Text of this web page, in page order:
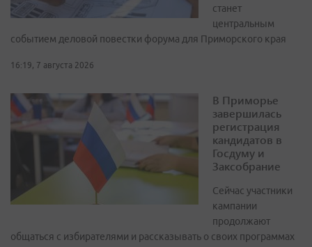
станет
центральным
событием деловой повестки форума для Приморского края
16:19, 7 августа 2026
В Приморье
завершилась
регистрация
кандидатов в
Госдуму и
Заксобрание
Сейчас участники
кампании
продолжают
общаться с избирателями и рассказывать о своих программах